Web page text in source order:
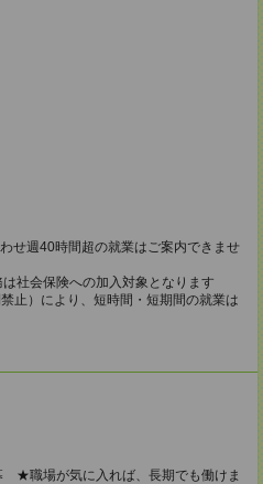
せ週40時間超の就業はご案内できませ
社会保険への加入対象となります
止）により、短時間・短期間の就業は
職場が気に入れば、長期でも働けま